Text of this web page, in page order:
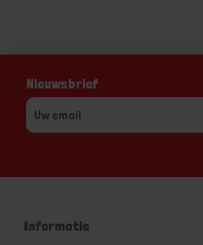
Nieuwsbrief
Informatie